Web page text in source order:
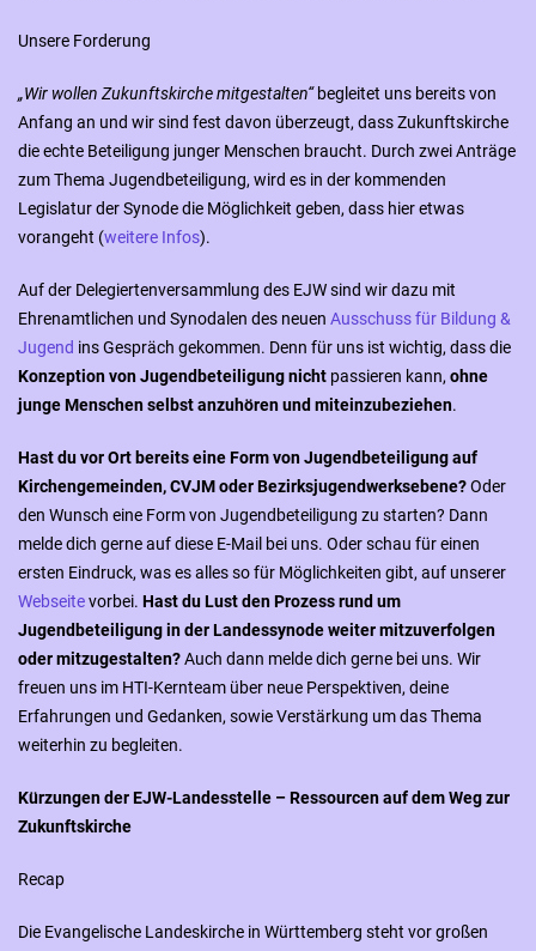
Unsere Forderung
„Wir wollen Zukunftskirche mitgestalten“begleitet uns bereits von
Anfang an und wir sind fest davon überzeugt, dass Zukunftskirche
die echte Beteiligung junger Menschen braucht. Durch zwei Anträge
zum Thema Jugendbeteiligung, wird es in der kommenden
Legislatur der Synode die Möglichkeit geben, dass hier etwas
vorangeht (weitere Infos).
Auf der Delegiertenversammlung des EJW sind wir dazu mit
Ehrenamtlichen und Synodalen des neuen Ausschuss für Bildung &
Jugend ins Gespräch gekommen. Denn für uns ist wichtig, dass die
Konzeption von Jugendbeteiligungnicht passieren kann, ohne
junge Menschen selbst anzuhören und miteinzubeziehen.
Hast du vor Ort bereits eine Form von Jugendbeteiligungauf
Kirchengemeinden, CVJM oder Bezirksjugendwerksebene?Oder
den Wunsch eine Form von Jugendbeteiligung zu starten? Dann
melde dich gerne auf diese E-Mail bei uns. Oder schau für einen
ersten Eindruck, was es alles so für Möglichkeiten gibt, auf unserer
Webseitevorbei. Hast du Lust den Prozess rund um
Jugendbeteiligung in der Landessynode weiter mitzuverfolgen
oder mitzugestalten?Auch dann melde dich gerne bei uns. Wir
freuen uns im HTI-Kernteam über neue Perspektiven, deine
Erfahrungen und Gedanken, sowie Verstärkung um das Thema
weiterhin zu begleiten.
Kürzungen der EJW-Landesstelle – Ressourcen auf dem Weg zur
Zukunftskirche
Recap
Die Evangelische Landeskirche in Württemberg steht vor großen